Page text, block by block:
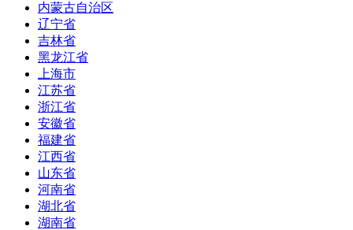
内蒙古自治区
辽宁省
吉林省
黑龙江省
上海市
江苏省
浙江省
安徽省
福建省
江西省
山东省
河南省
湖北省
湖南省